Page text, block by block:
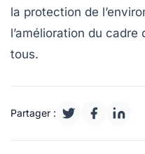
la protection de
l’amélioration du
tous.
Partager :